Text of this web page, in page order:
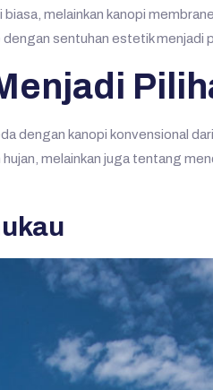
melainkan kanopi
sentuhan estetik menjadi
kanopi konvensional
melainkan juga tentang